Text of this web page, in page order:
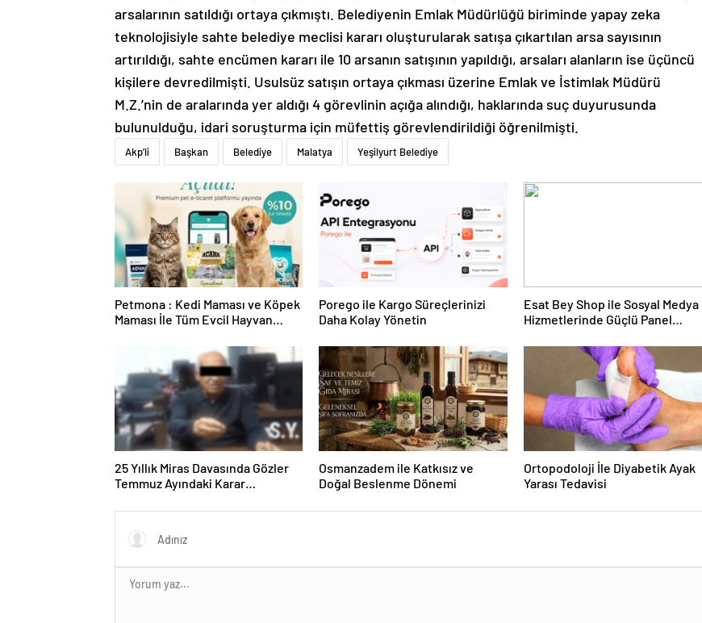
arsalarının satıldığı ortaya çıkmıştı. Belediyenin Emlak Müdürlüğü biriminde yapay zeka
teknolojisiyle sahte belediye meclisi kararı oluşturularak satışa çıkartılan arsa sayısının
artırıldığı, sahte encümen kararı ile 10 arsanın satışının yapıldığı, arsaları alanların ise üçüncü
kişilere devredilmişti. Usulsüz satışın ortaya çıkması üzerine Emlak ve İstimlak Müdürü
M.Z.’nin de aralarında yer aldığı 4 görevlinin açığa alındığı, haklarında suç duyurusunda
bulunulduğu, idari soruşturma için müfettiş görevlendirildiği öğrenilmişti.
Akp’li Başkan Belediye Malatya Yeşilyurt Belediye
Petmona : Kedi Maması ve Köpek
Maması İle Tüm Evcil Hayvan
Porego ile Kargo Süreçlerinizi
Daha Kolay Yönetin
Esat Bey Shop ile Sosyal Medya
Hizmetlerinde Güçlü Panel
25 Yıllık Miras Davasında Gözler
Temmuz Ayındaki Karar
Osmanzadem ile Katkısız ve
Doğal Beslenme Dönemi
Ortopodoloji İle Diyabetik Ayak
Yarası Tedavisi